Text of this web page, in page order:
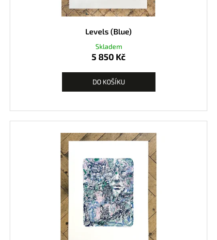
Levels (Blue)
Skladem
5 850 Kč
DO KOŠÍKU